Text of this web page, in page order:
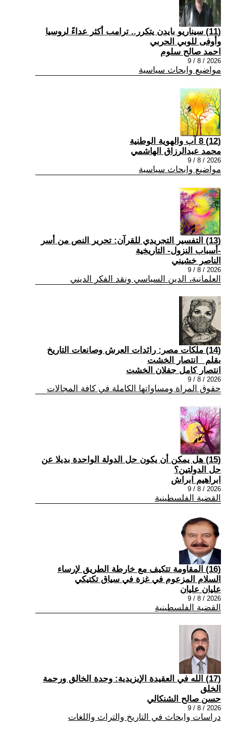
(11) سيناريو بايدن يتكرر.. ترامب أكثر عداءً لروسيا
وأوفى للوبي الحربي
احمد صالح سلوم
2026 / 8 / 9
مواضيع وابحاث سياسية
(12) 8 آب والهوية الوطنية
محمد عبدالرزاق الهاشمي
2026 / 8 / 9
مواضيع وابحاث سياسية
(13) التفسير التجريدي للقرآن: تحرير النص من أسر
-أسباب النزول- التاريخية
الناصر خشيني
2026 / 8 / 9
العلمانية، الدين السياسي ونقد الفكر الديني
(14) ملكات مصر: رائدات العرش وصانعات التاريخ
بقلم _انتصار الخشت
انتصار كامل جفلان الخشت
2026 / 8 / 9
حقوق المراة ومساواتها الكاملة في كافة المجالات
(15) هل يمكن أن يكون حل الدولة الواحدة بديلا عن
حل الدولتين؟
ابراهيم ابراش
2026 / 8 / 9
القضية الفلسطينية
(16) المقاومة تتكيف مع خارطة الطريق لإرساء
السلام المزعوم في غزة في سياق تكتيكي
عليان عليان
2026 / 8 / 9
القضية الفلسطينية
(17) الله في العقيدة الإيزيدية: وحدة الخالق ورحمة
الخلق
حسن صالح الشنكالي
2026 / 8 / 9
دراسات وابحاث في التاريخ والتراث واللغات